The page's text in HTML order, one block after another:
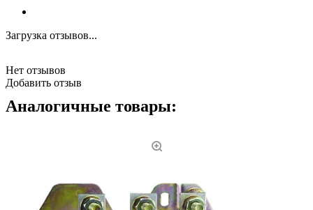
Загрузка отзывов...
Нет отзывов
Добавить отзыв
Аналогичные товары: